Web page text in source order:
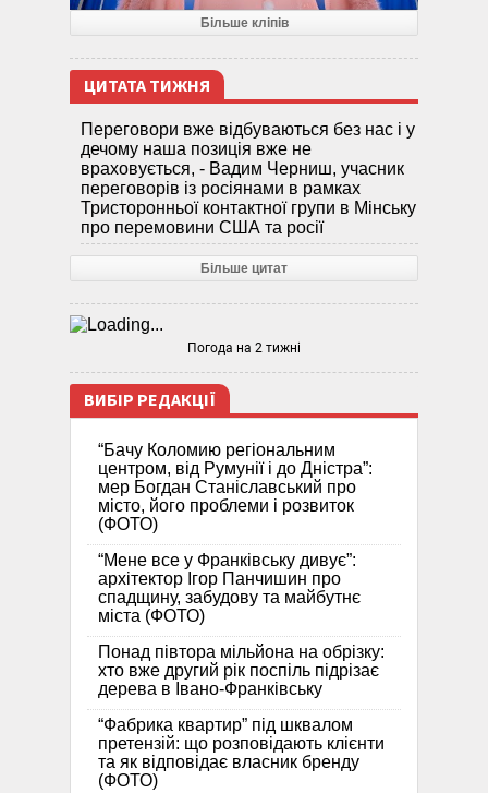
Більше кліпів
ЦИТАТА ТИЖНЯ
Переговори вже відбуваються без нас і у
дечому наша позиція вже не
враховується, - Вадим Черниш, учасник
переговорів із росіянами в рамках
Тристоронньої контактної групи в Мінську
про перемовини США та росії
Більше цитат
Погода на 2 тижні
ВИБІР РЕДАКЦІЇ
“Бачу Коломию регіональним
центром, від Румунії і до Дністра”:
мер Богдан Станіславський про
місто, його проблеми і розвиток
(ФОТО)
“Мене все у Франківську дивує”:
архітектор Ігор Панчишин про
спадщину, забудову та майбутнє
міста (ФОТО)
Понад півтора мільйона на обрізку:
хто вже другий рік поспіль підрізає
дерева в Івано-Франківську
“Фабрика квартир” під шквалом
претензій: що розповідають клієнти
та як відповідає власник бренду
(ФОТО)